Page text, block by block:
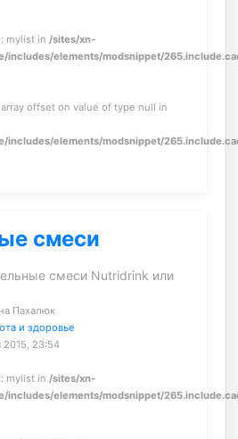
mylist in /sites/xn-
includes/elements/modsnippet/
offset on value of type null in
includes/elements/modsnippet/
смеси
смеси Nutridrink или
Пахалюк
и здоровье
2015, 23:54
mylist in /sites/xn-
includes/elements/modsnippet/